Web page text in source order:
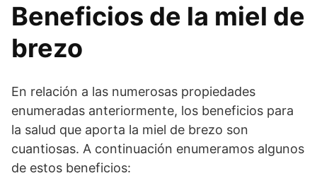
Beneficios de la miel de
brezo
En relación a las numerosas propiedades
enumeradas anteriormente, los beneficios para
la salud que aporta la miel de brezo son
cuantiosas. A continuación enumeramos algunos
de estos beneficios: